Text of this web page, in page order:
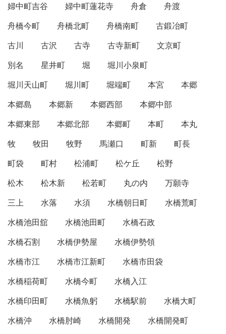
婦中町吉谷
婦中町蓮花寺 舟倉
舟渡
舟橋今町
舟橋北町 舟橋南町
古鍛冶町
古川
古沢 古寺 古寺新町
文京町
別名
星井町 堀
堀川小泉町
堀川天山町
堀川町 堀端町 本宮
本郷
本郷島
本郷新 本郷西部
本郷中部
本郷東部
本郷北部 本郷町 本町
本丸
牧
牧田 牧野 馬瀬口 町新
町長
町袋
町村 松浦町 松ケ丘
松野
松木
松木新 松若町 丸の内
万願寺
三上
水落 水須 水橋朝日町
水橋荒町
水橋池田舘
水橋池田町
水橋石政
水橋石割
水橋伊勢屋
水橋伊勢領
水橋市江
水橋市江新町
水橋市田袋
水橋稲荷町
水橋今町
水橋入江
水橋印田町
水橋魚躬 水橋駅前
水橋大町
水橋沖
水橋肘崎 水橋開発
水橋開発町